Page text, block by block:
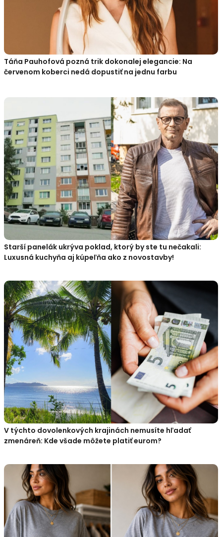
Táňa Pauhofová pozná trik dokonalej elegancie: Na
červenom koberci nedá dopustiť na jednu farbu
Starší panelák ukrýva poklad, ktorý by ste tu nečakali:
Luxusná kuchyňa aj kúpeľňa ako z novostavby!
V týchto dovolenkových krajinách nemusíte hľadať
zmenáreň: Kde všade môžete platiť eurom?